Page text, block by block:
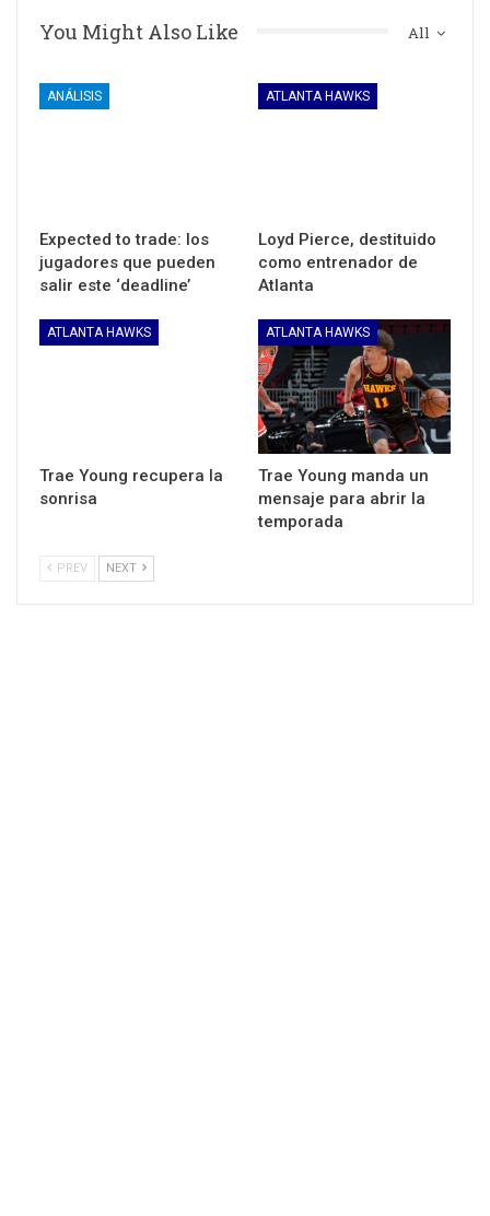
All
You Might Also Like
ANÁLISIS
Expected to trade: los
jugadores que pueden
salir este ‘deadline’
ATLANTA HAWKS
Loyd Pierce, destituido
como entrenador de
Atlanta
ATLANTA HAWKS
Trae Young recupera la
sonrisa
ATLANTA HAWKS
Trae Young manda un
mensaje para abrir la
temporada
PREV NEXT